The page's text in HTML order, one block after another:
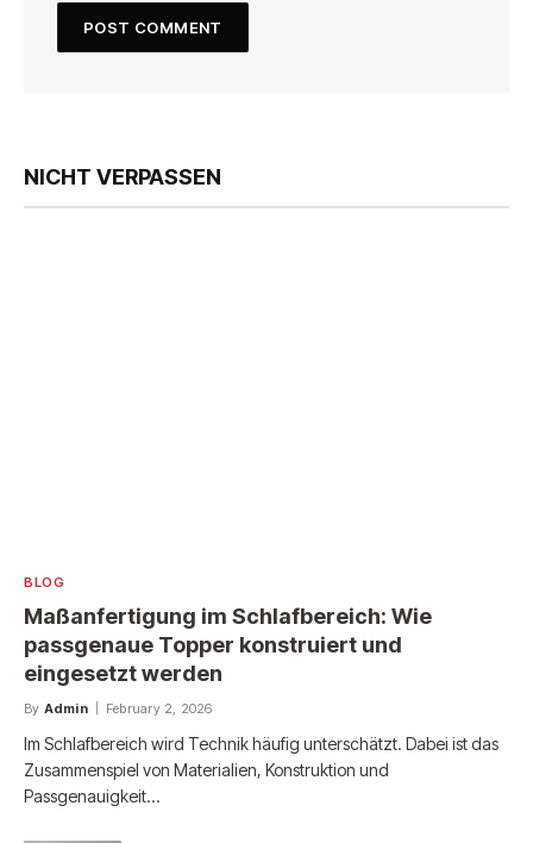
NICHT VERPASSEN
BLOG
Maßanfertigung im Schlafbereich: Wie
passgenaue Topper konstruiert und
eingesetzt werden
By Admin February 2, 2026
Im Schlafbereich wird Technik häufig unterschätzt. Dabei ist das
Zusammenspiel von Materialien, Konstruktion und
Passgenauigkeit…